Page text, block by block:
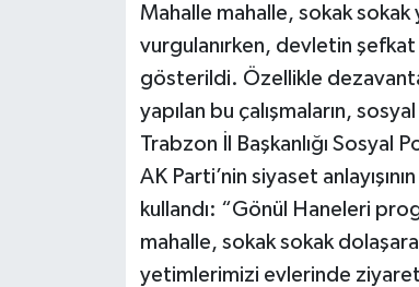
Mahalle mahalle, sokak sokak
vurgulanırken, devletin
gösterildi. Özellikle
yapılan bu çalışmaların,
Trabzon İl Başkanlığı Sosyal
AK Parti’nin siyaset
kullandı: “Gönül Haneleri
mahalle, sokak sokak
yetimlerimizi evlerinde